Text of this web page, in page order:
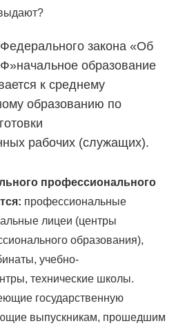
закона «Об
образование
к среднему
образованию по
рабочих (служащих).
профессионального
профессиональные
лицеи (центры
образования),
учебно-
технические школы.
государственную
выпускникам, прошедшим